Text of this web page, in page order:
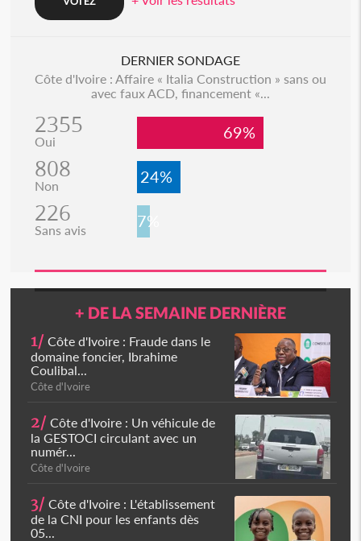
DERNIER SONDAGE
Côte d'Ivoire : Affaire « Italia Construction » sans ou
avec faux ACD, financement «...
2355
Oui 69%
808
Non 24%
226
Sans avis 7%
+ DE LA SEMAINE DERNIÈRE
1/ Côte d'Ivoire : Fraude dans le
domaine foncier, Ibrahime
Coulibal...
Côte d'Ivoire
2/ Côte d'Ivoire : Un véhicule de
la GESTOCI circulant avec un
numér...
Côte d'Ivoire
3/ Côte d'Ivoire : L'établissement
de la CNI pour les enfants dès
05...